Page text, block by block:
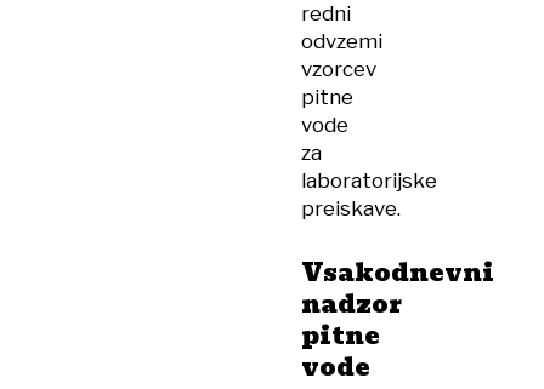
redni
odvzemi
vzorcev
pitne
vode
za
laboratorijske
preiskave.
Vsakodnevni
nadzor
pitne
vode